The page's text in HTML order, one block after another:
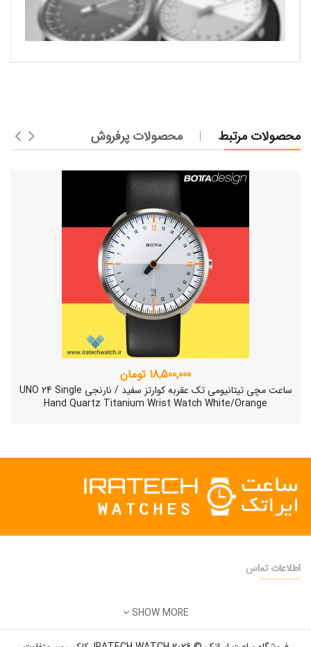
محصولات مرتبط محصولات پرفروش
18,500,000 تومان
ساعت مچی تیتانیومی تک عقربه کوارتز سفید / نارنجی UNO 24 Single
Hand Quartz Titanium Wrist Watch White/Orange
ساعت مچی سوئیسی SLOW "AM/PM" – 01..
اطلاعات تماس
ایمیل:
SHOW MORE